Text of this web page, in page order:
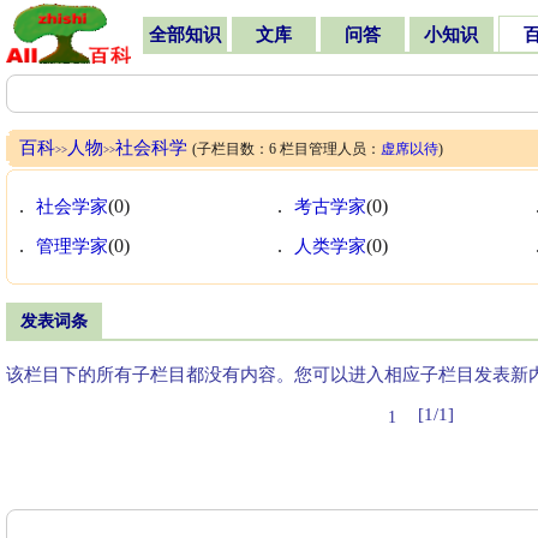
全部知识 文库 问答 小知识
百科>> 人物>>社会科学 (子栏目数：6 栏目管理人员： 虚席以待)
. 社会学家(0) . 考古学家(0)
. 管理学家(0) . 人类学家(0)
发表词条
该栏目下的所有子栏目都没有内容。您可以进入相应子栏目发表新
1 [1/1]